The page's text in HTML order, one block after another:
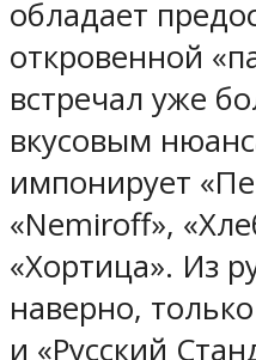
обладает
откровенной
встречал уже
вкусовым
импонирует
«Nemiroff»,
«Хортица». Из
наверно,
и «Русский